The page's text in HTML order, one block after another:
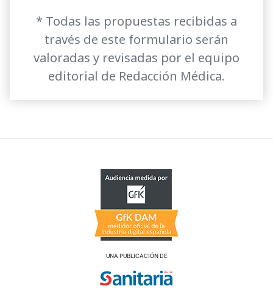
* Todas las propuestas recibidas a
través de este formulario serán
valoradas y revisadas por el equipo
editorial de Redacción Médica.
UNA PUBLICACIÓN DE